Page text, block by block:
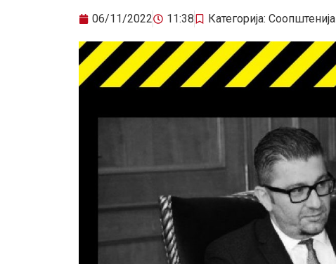
06/11/2022 11:38 Категорија: Соопштенија